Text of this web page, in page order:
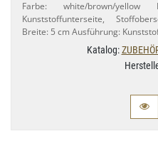
Farbe: white/​brown/​
Kunststoffunterseite,
Breite: 5 cm Ausführung:
Katalog: